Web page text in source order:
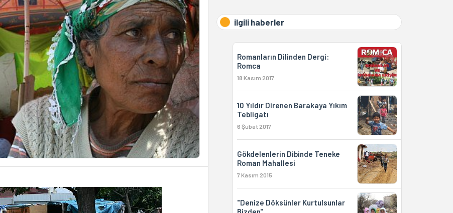
ilgili haberler
Romanların Dilinden Dergi:
Romca
18 Kasım 2017
10 Yıldır Direnen Barakaya Yıkım
Tebligatı
6 Şubat 2017
Gökdelenlerin Dibinde Teneke
Roman Mahallesi
7 Kasım 2015
"Denize Döksünler Kurtulsunlar